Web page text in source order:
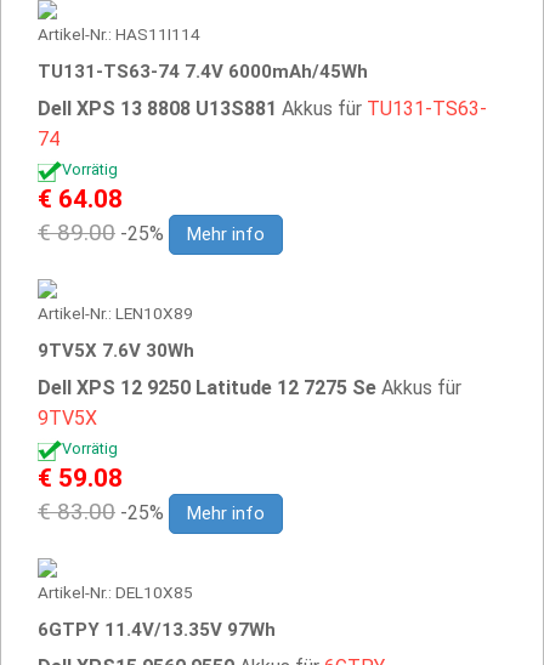
Artikel-Nr.: HAS11I114
TU131-TS63-74 7.4V 6000mAh/45Wh
Dell XPS 13 8808 U13S881 Akkus für TU131-TS63-
74
Vorrätig
€ 64.08
€ 89.00 -25% Mehr info
Artikel-Nr.: LEN10X89
9TV5X 7.6V 30Wh
Dell XPS 12 9250 Latitude 12 7275 Se Akkus für
9TV5X
Vorrätig
€ 59.08
€ 83.00 -25% Mehr info
Artikel-Nr.: DEL10X85
6GTPY 11.4V/13.35V 97Wh